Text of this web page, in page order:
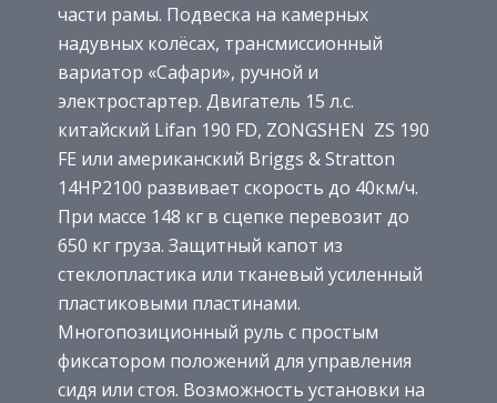
части рамы. Подвеска на камерных
надувных колёсах, трансмиссионный
вариатор «Сафари», ручной и
электростартер. Двигатель 15 л.с.
китайский Lifan 190 FD, ZONGSHEN ZS 190
FE или американский Briggs & Stratton
14HP2100 развивает скорость до 40км/ч.
При массе 148 кг в сцепке перевозит до
650 кг груза. Защитный капот из
стеклопластика или тканевый усиленный
пластиковыми пластинами.
Многопозиционный руль с простым
фиксатором положений для управления
сидя или стоя. Возможность установки на